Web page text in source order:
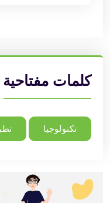
كلمات مفتاحية
تكنولوجيا